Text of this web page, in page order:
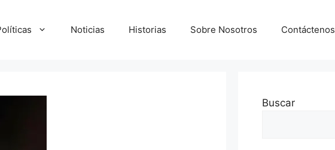
Noticias Historias Sobre Nosotros Contáctenos
Buscar